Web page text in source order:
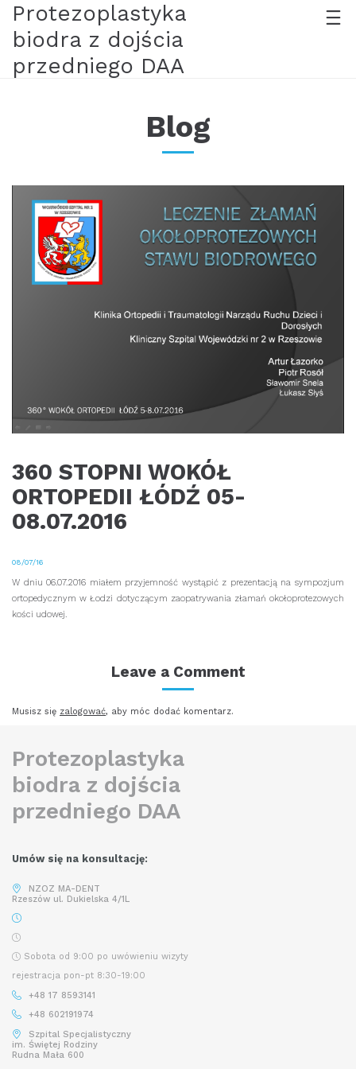
Protezoplastyka
biodra z dojścia
przedniego DAA
Blog
360 STOPNI WOKÓŁ
ORTOPEDII ŁÓDŹ 05-
08.07.2016
08/07/16
W dniu 06.07.2016 miałem przyjemność wystąpić z prezentacją na sympozjum
ortopedycznym w Łodzi dotyczącym zaopatrywania złamań okołoprotezowych
kości udowej.
Leave a Comment
Musisz się zalogować, aby móc dodać komentarz.
Protezoplastyka
biodra z dojścia
przedniego DAA
Umów się na konsultację:
NZOZ MA-DENT
Rzeszów ul. Dukielska 4/1L
Sobota od 9:00 po uwówieniu wizyty
rejestracja pon-pt 8:30-19:00
+48 17 8593141
+48 602191974
Szpital Specjalistyczny
im. Świętej Rodziny
Rudna Mała 600